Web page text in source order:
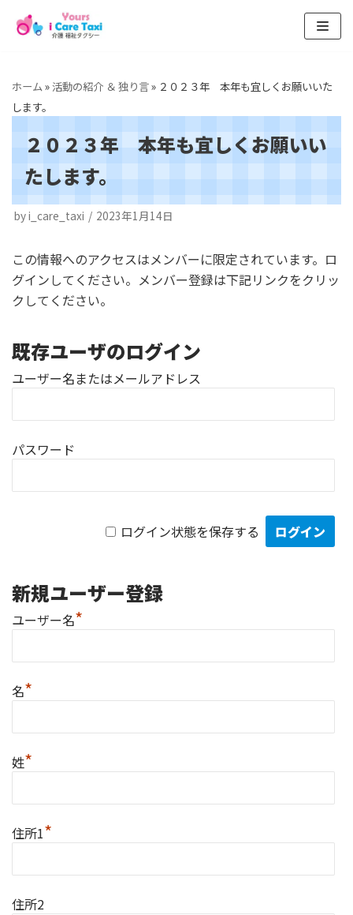
テ
ン
ス
キ
ッ
プ
ホーム»活動の紹介 ＆ 独り言» ２０２３年 本年も宜しくお願いいた
します。
２０２３年 本年も宜しくお願いい
たします。
byi_care_taxi 2023年1月14日
この情報へのアクセスはメンバーに限定されています。ロ
グインしてください。メンバー登録は下記リンクをクリッ
クしてください。
既存ユーザのログイン
ユーザー名またはメールアドレス
パスワード
ログイン状態を保存する
新規ユーザー登録
ユーザー名*
名*
姓*
住所1*
住所2